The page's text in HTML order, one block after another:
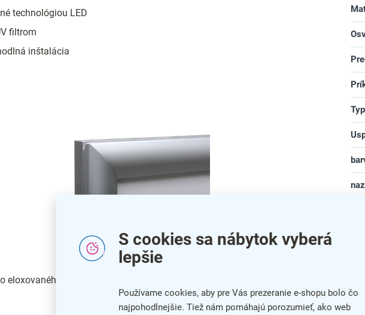
S cookies sa nábytok vyberá
lepšie
Používame cookies, aby pre Vás prezeranie e-shopu bolo čo
najpohodlnejšie. Tiež nám pomáhajú porozumieť, ako web
technológiou LED
filtrom
inštalácia
eloxovaného hliníka, ktorý je veľmi odolný a spoľahlivo tak ochráni prezentovaný